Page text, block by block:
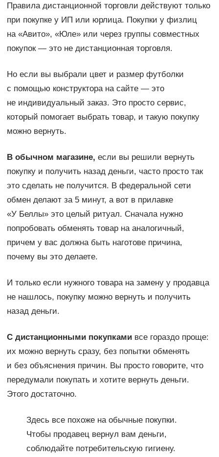
Правила дистанционной торговли действуют только
при покупке у ИП или юрлица. Покупки у физлиц
на «Авито», «Юле» или через группы совместных
покупок — это не дистанционная торговля.
Но если вы выбрали цвет и размер футболки
с помощью конструктора на сайте — это
не индивидуальный заказ. Это просто сервис,
который помогает выбрать товар, и такую покупку
можно вернуть.
В обычном магазине, если вы решили вернуть
покупку и получить назад деньги, часто просто так
это сделать не получится. В федеральной сети
обмен делают за 5 минут, а вот в прилавке
«У Беллы» это целый ритуал. Сначала нужно
попробовать обменять товар на аналогичный,
причем у вас должна быть наготове причина,
почему вы это делаете.
И только если нужного товара на замену у продавца
не нашлось, покупку можно вернуть и получить
назад деньги.
С дистанционными покупкамивсе гораздо проще:
их можно вернуть сразу, без попытки обменять
и без объяснения причин. Вы просто говорите, что
передумали покупать и хотите вернуть деньги.
Этого достаточно.
Здесь все похоже на обычные покупки.
Чтобы продавец вернул вам деньги,
соблюдайте потребительскую гигиену.